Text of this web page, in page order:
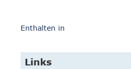
Enthalten in
Links